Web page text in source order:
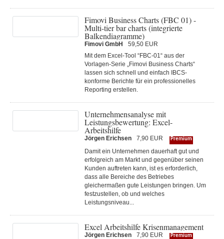
Fimovi Business Charts (FBC 01) -
Multi-tier bar charts (integrierte
Balkendiagramme)
Fimovi GmbH
59,50 EUR
Mit dem Excel-Tool “FBC-01“ aus der
Vorlagen-Serie „Fimovi Business Charts“
lassen sich schnell und einfach IBCS-
konforme Berichte für ein professionelles
Reporting erstellen.
Unternehmensanalyse mit
Leistungsbewertung: Excel-
Arbeitshilfe
Jörgen Erichsen 7,90 EUR Premium
Damit ein Unternehmen dauerhaft gut und
erfolgreich am Markt und gegenüber seinen
Kunden auftreten kann, ist es erforderlich,
dass alle Bereiche des Betriebes
gleichermaßen gute Leistungen bringen. Um
festzustellen, ob und welches
Leistungsniveau...
Excel Arbeitshilfe Krisenmanagement
Jörgen Erichsen 7,90 EUR Premium